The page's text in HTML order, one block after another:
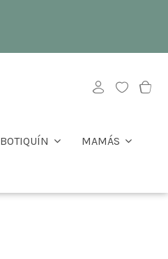
BOTIQUÍN MAMÁS